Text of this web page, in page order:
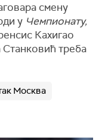
смену
у Чемпионату,
Кахигао
Станковић треба
Москва